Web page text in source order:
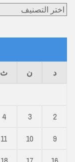
تصنيفات
د ن ث
2
3
4
9
10
11